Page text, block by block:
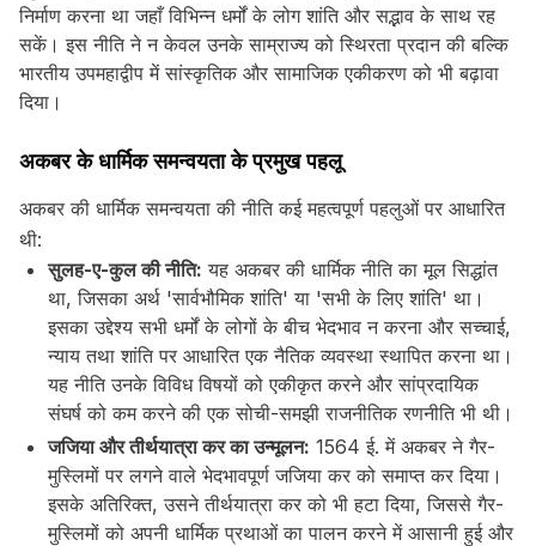
निर्माण करना था जहाँ विभिन्न धर्मों के लोग शांति और सद्भाव के साथ रह
सकें। इस नीति ने न केवल उनके साम्राज्य को स्थिरता प्रदान की बल्कि
भारतीय उपमहाद्वीप में सांस्कृतिक और सामाजिक एकीकरण को भी बढ़ावा
दिया।
अकबर के धार्मिक समन्वयता के प्रमुख पहलू
अकबर की धार्मिक समन्वयता की नीति कई महत्वपूर्ण पहलुओं पर आधारित
थी:
सुलह-ए-कुल की नीति: यह अकबर की धार्मिक नीति का मूल सिद्धांत
था, जिसका अर्थ 'सार्वभौमिक शांति' या 'सभी के लिए शांति' था।
इसका उद्देश्य सभी धर्मों के लोगों के बीच भेदभाव न करना और सच्चाई,
न्याय तथा शांति पर आधारित एक नैतिक व्यवस्था स्थापित करना था।
यह नीति उनके विविध विषयों को एकीकृत करने और सांप्रदायिक
संघर्ष को कम करने की एक सोची-समझी राजनीतिक रणनीति भी थी।
जजिया और तीर्थयात्रा कर का उन्मूलन: 1564 ई. में अकबर ने गैर-
मुस्लिमों पर लगने वाले भेदभावपूर्ण जजिया कर को समाप्त कर दिया।
इसके अतिरिक्त, उसने तीर्थयात्रा कर को भी हटा दिया, जिससे गैर-
मुस्लिमों को अपनी धार्मिक प्रथाओं का पालन करने में आसानी हुई और